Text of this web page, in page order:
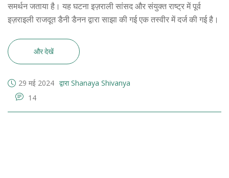
समर्थन जताया है। यह घटना इज़राली सांसद और संयुक्त राष्ट्र में पूर्व
इज़राइली राजदूत डैनी डैनन द्वारा साझा की गई एक तस्वीर में दर्ज की गई है।
और देखें
29 मई 2024 द्वारा Shanaya Shivanya
14